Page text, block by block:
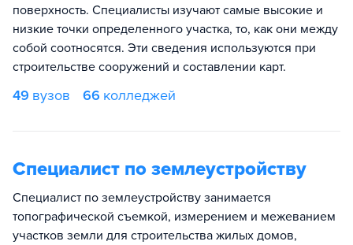
поверхность. Специалисты изучают самые высокие и
низкие точки определенного участка, то, как они между
собой соотносятся. Эти сведения используются при
строительстве сооружений и составлении карт.
49 вузов 66 колледжей
Специалист по землеустройству
Специалист по землеустройству занимается
топографической съемкой, измерением и межеванием
участков земли для строительства жилых домов,